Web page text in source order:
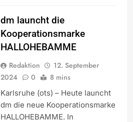
dm launcht die
Kooperationsmarke
HALLOHEBAMME
Redaktion
12. September
2024
0 8 mins
Karlsruhe (ots) – Heute launcht
dm die neue Kooperationsmarke
HALLOHEBAMME. In